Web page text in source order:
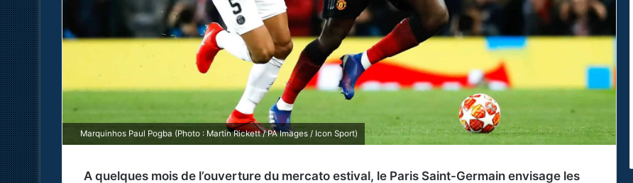
Marquinhos Paul Pogba (Photo : Martin Rickett / PA Images / Icon Sport)
A quelques mois de l’ouverture du mercato estival, le Paris Saint-Germain envisage les